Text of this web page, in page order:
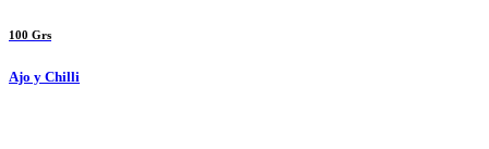
100 Grs
Ajo y Chilli